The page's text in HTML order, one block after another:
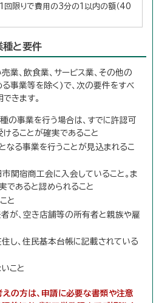
回限りで費用の3分の1以内の額（40
種と要件
業、飲食業、サービス業、その他の
事業等を除く)で、次の要件をすべ
きます。
の事業を行う場合は、すでに許認可
けることが確実であること
なる事業を行うことが見込まれるこ
関宿商工会に入会していること。ま
であると認められること
と
が、空き店舗等の所有者と親族や雇
し、住民基本台帳に記載されている
こと
の方は、申請に必要な書類や注意